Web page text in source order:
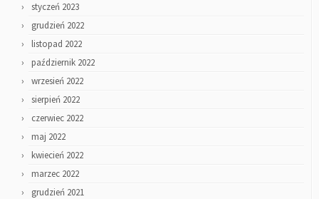
styczeń 2023
grudzień 2022
listopad 2022
październik 2022
wrzesień 2022
sierpień 2022
czerwiec 2022
maj 2022
kwiecień 2022
marzec 2022
grudzień 2021